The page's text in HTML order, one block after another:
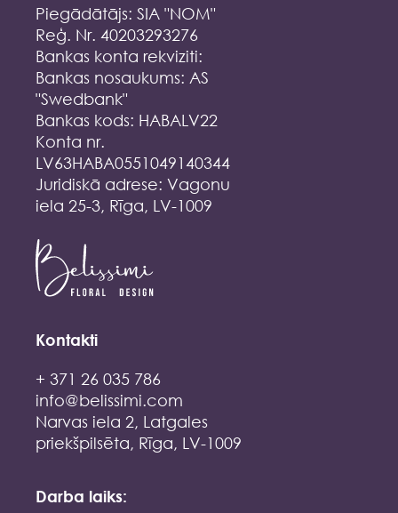
Piegādātājs: SIA "NOM"
Reģ. Nr. 40203293276
Bankas konta rekviziti:
Bankas nosaukums: AS
"Swedbank"
Bankas kods: HABALV22
Konta nr.
LV63HABA0551049140344
Juridiskā adrese: Vagonu
iela 25-3, Rīga, LV-1009
Kontakti
+ 371 26 035 786
info@belissimi.com
Narvas iela 2, Latgales
priekšpilsēta, Rīga, LV-1009
Darba laiks: